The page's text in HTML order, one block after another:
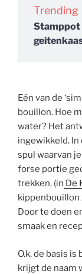
Trending
Stamppot
Eén van de
bouillon. Hoe
water? Het
ingewikkeld. In
spul waarvan
forse portie
trekken. (in De
kippenbouillon
Door te doen
smaak en
O.k. de basis is
krijgt de naam